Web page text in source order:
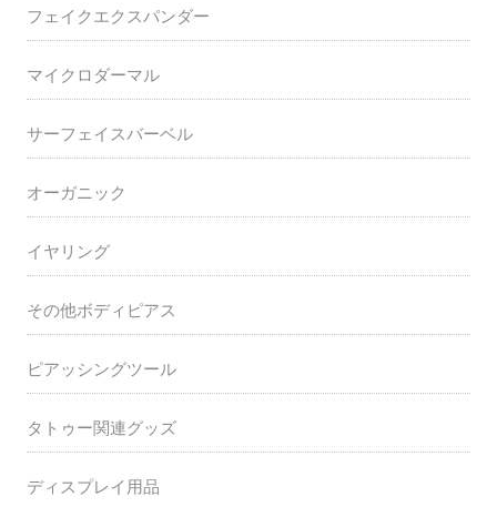
フェイクエクスパンダー
マイクロダーマル
サーフェイスバーベル
オーガニック
イヤリング
その他ボディピアス
ピアッシングツール
タトゥー関連グッズ
ディスプレイ用品